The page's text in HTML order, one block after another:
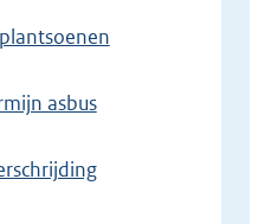
asbus